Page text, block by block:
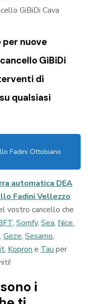
per nuove
GiBiDi
di
qualsiasi
Fadini Ottobiano
automatica DEA
Fadini Vellezzo
vostro cancello che
,Somfy,Sea, Nice,
Geze,Sesamo,
, Kopron e Tau per
i